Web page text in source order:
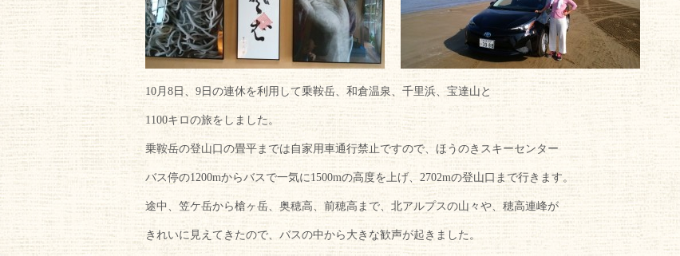
10月8日、9日の連休を利用して乗鞍岳、和倉温泉、千里浜、宝達山と
1100キロの旅をしました。
乗鞍岳の登山口の畳平までは自家用車通行禁止ですので、ほうのきスキーセンター
バス停の1200mからバスで一気に1500mの高度を上げ、2702mの登山口まで行きます。
途中、笠ケ岳から槍ヶ岳、奥穂高、前穂高まで、北アルプスの山々や、穂高連峰が
きれいに見えてきたので、バスの中から大きな歓声が起きました。